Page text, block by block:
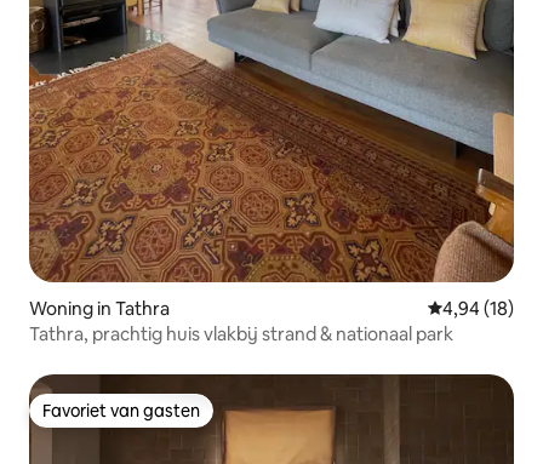
Woning in Tathra Gemiddelde
4,94 (18)
Tathra, prachtig huis vlakbij strand & nationaal park
Favoriet van gasten
Favoriet van gasten